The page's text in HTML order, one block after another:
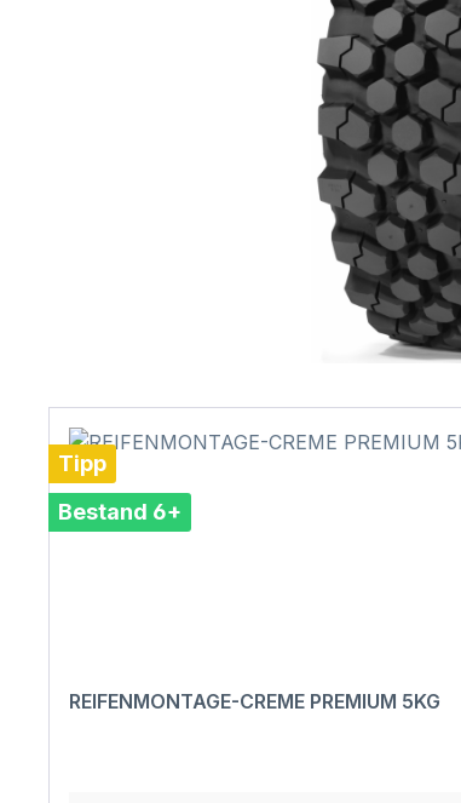
Tipp
Bestand 6+
REIFENMONTAGE-CREME PREMIUM 5KG